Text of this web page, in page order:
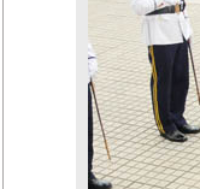
រដ្ឋមន្ត្រីការ